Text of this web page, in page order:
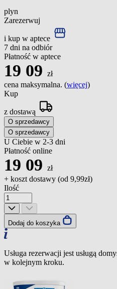
plyn
Zarezerwuj
i kup w aptece
7 dni na odbiór
Płatność w aptece
19 09 zł
cena maksymalna. (więcej)
Kup
z dostawą
O sprzedawcy
O sprzedawcy
U Ciebie w 2-3 dni
Płatność online
19 09 zł
+ koszt dostawy (od 9,99zł)
Ilość
Dodaj do koszyka
Usługa rezerwacji jest usługą
w kolejnym kroku.